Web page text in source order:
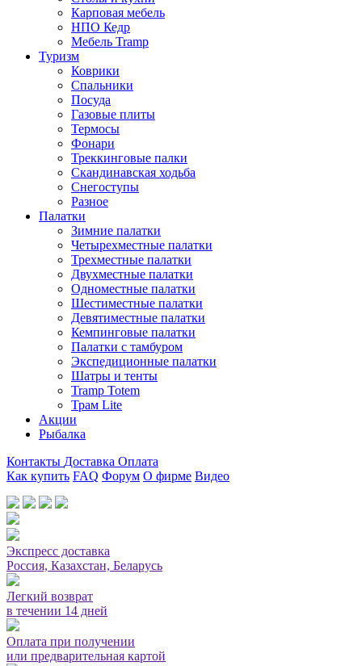
Карповая мебель
НПО Кедр
Мебель Tramp
Туризм
Коврики
Спальники
Посуда
Газовые плиты
Термосы
Фонари
Треккинговые палки
Скандинавская ходьба
Снегоступы
Разное
Палатки
Зимние палатки
Четырехместные палатки
Трехместные палатки
Двухместные палатки
Одноместные палатки
Шестиместные палатки
Девятиместные палатки
Кемпинговые палатки
Палатки с тамбуром
Экспедиционные палатки
Шатры и тенты
Tramp Totem
Трам Lite
Акции
Рыбалка
Контакты Доставка Оплата
Как купить FAQ Форум О фирме Видео
Экспресс доставка
Россия, Казахстан, Беларусь
Легкий возврат
в течении 14 дней
Оплата при получении
или предварительная картой